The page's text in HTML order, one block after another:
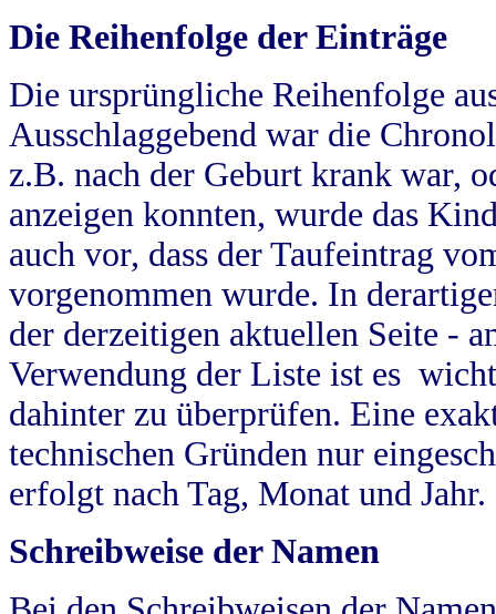
Die Reihenfolge der Einträge
Die ursprüngliche Reihenfolge
Ausschlaggebend war die
z.B. nach der Geburt krank war,
anzeigen konnten, wurde das
auch vor, dass der Taufeintrag
vorgenommen wurde. In
der derzeitigen aktuellen Seite -
Verwendung der Liste ist es
dahinter zu überprüfen. Eine
technischen Gründen nur
erfolgt nach Tag, Monat und Jahr.
Schreibweise der Namen